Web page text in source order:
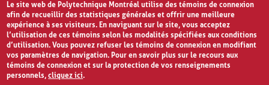
Le site web de Polytechnique Montréal utilise des témoins de connexion
afin de recueillir des statistiques générales et offrir une meilleure
expérience à ses visiteurs. En naviguant sur le site, vous acceptez
l’utilisation de ces témoins selon les modalités spécifiées aux conditions
d’utilisation. Vous pouvez refuser les témoins de connexion en modifiant
vos paramètres de navigation. Pour en savoir plus sur le recours aux
témoins de connexion et sur la protection de vos renseignements
personnels,cliquez ici.